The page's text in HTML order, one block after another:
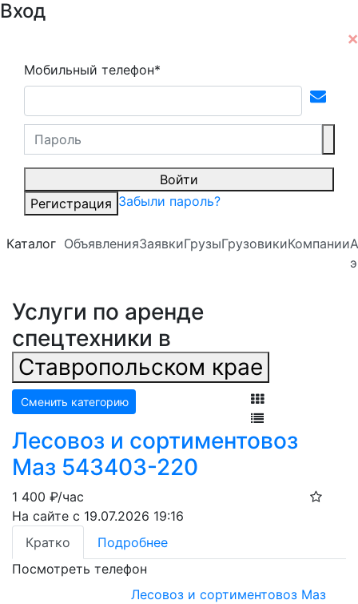
Вход
Мобильный телефон*
Войти
Регистрация Забыли пароль?
Каталог ОбъявленияЗаявкиГрузыГрузовикиКомпании
Услуги по аренде
спецтехники в
Ставропольском крае
Сменить категорию
Лесовоз и сортиментовоз
Маз 543403-220
1 400 ₽/час
На сайте с 19.07.2026 19:16
Кратко
Подробнее
Посмотреть телефон
Лесовоз и сортиментовоз Маз